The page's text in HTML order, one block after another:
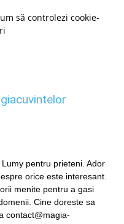
să controlezi cookie-
pentru prieteni. Ador
orice este interesant.
menite pentru a gasi
Cine doreste sa
contact@magia-